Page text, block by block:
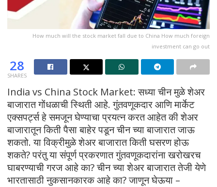
How much will the stock market fall due to China How much foreign
investment can go out
28
SHARES
India vs China Stock Market: सध्या चीन मुळे शेअर
बाजारात गोंधळाची स्थिती आहे. गुंतवणूकदार आणि मार्केट
एक्सपर्ट्स हे समजून घेण्याचा प्रयत्न करत आहेत की शेअर
बाजारातून किती पैसा बाहेर पडून चीन च्या बाजारात जाऊ
शकतो. या विक्रीमुळे शेअर बाजारात किती घसरण होऊ
शकते? परंतु या संपूर्ण प्रकरणात गुंतवणूकदारांना खरोखरच
घाबरण्याची गरज आहे का? चीन च्या शेअर बाजारात तेजी येणे
भारतासाठी नुकसानकारक आहे का? जाणून घेऊया –